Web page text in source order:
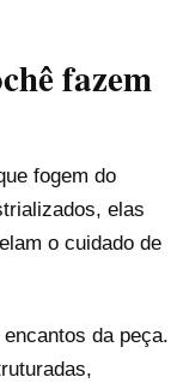
fazem
fogem do
elas
o cuidado de
da peça.